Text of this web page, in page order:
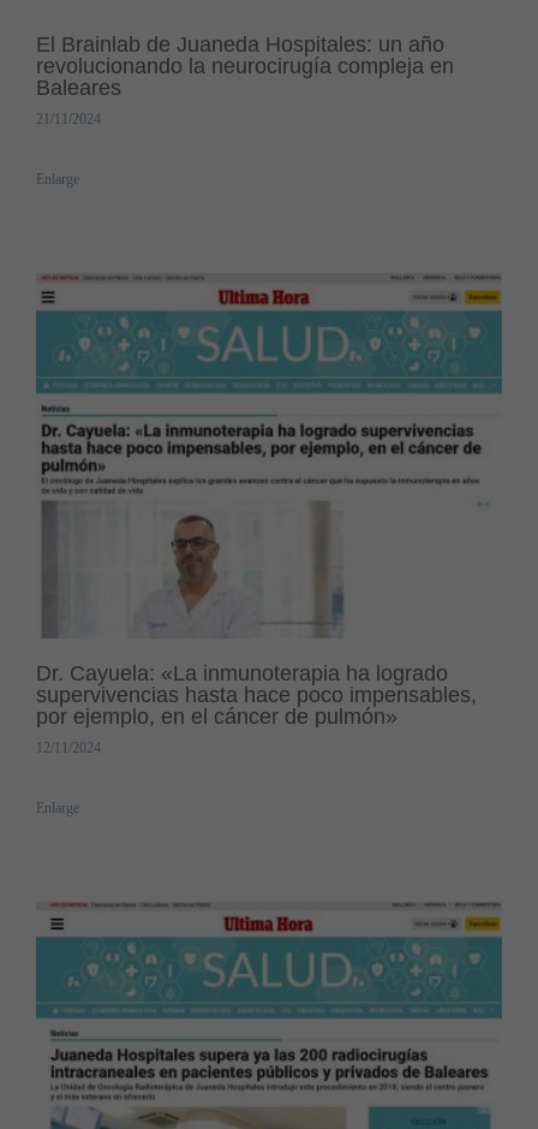
El Brainlab de Juaneda Hospitales: un año
revolucionando la neurocirugía compleja en
Baleares
21/11/2024
Enlarge
Dr. Cayuela: «La inmunoterapia ha logrado
supervivencias hasta hace poco impensables,
por ejemplo, en el cáncer de pulmón»
12/11/2024
Enlarge